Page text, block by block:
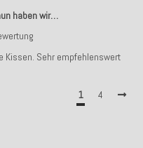
haben wir…
Kissen. Sehr empfehlenswert
1 4